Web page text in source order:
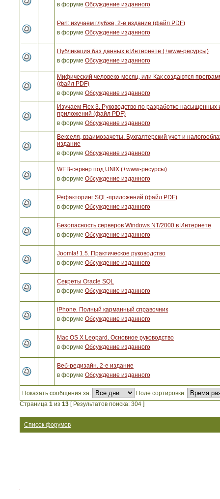
в форуме Обсуждение изданного
Perl: изучаем глубже, 2-е издание (файл PDF)
в форуме Обсуждение изданного
Публикация баз данных в Интернете (+www-ресурсы)
в форуме Обсуждение изданного
Мифический человеко-месяц, или Как создаются
(файл PDF)
в форуме Обсуждение изданного
Изучаем Flex 3. Руководство по разработке насыщенных
приложений (файл PDF)
в форуме Обсуждение изданного
Векселя, взаимозачеты. Бухгалтерский учет и
издание
в форуме Обсуждение изданного
WEB-сервер под UNIX (+www-ресурсы)
в форуме Обсуждение изданного
Рефакторинг SQL-приложений (файл PDF)
в форуме Обсуждение изданного
Безопасность серверов Windows NT/2000 в Интернете
в форуме Обсуждение изданного
Joomla! 1.5. Практическое руководство
в форуме Обсуждение изданного
Секреты Oracle SQL
в форуме Обсуждение изданного
iPhone. Полный карманный справочник
в форуме Обсуждение изданного
Mac OS X Leopard. Основное руководство
в форуме Обсуждение изданного
Веб-редизайн. 2-е издание
в форуме Обсуждение изданного
Показать сообщения за:
Поле сортировки:
Страница 1 из 13 [ Результатов поиска: 304 ]
Список форумов